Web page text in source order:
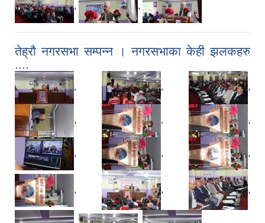
, ,
तेह्रौ‌‌ नगरसभा सम्पन्‍न । नगरसभाका केही झलकहरु
....
, , ,
, , ,
, , ,
, , ,